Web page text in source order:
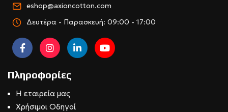
eshop@axioncotton.com
Δευτέρα - Παρασκευή: 09:00 - 17:00
Πληροφορίες
Η εταιρεία μας
Χρήσιμοι Οδηγοί